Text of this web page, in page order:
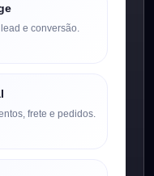
e conversão.
frete e pedidos.